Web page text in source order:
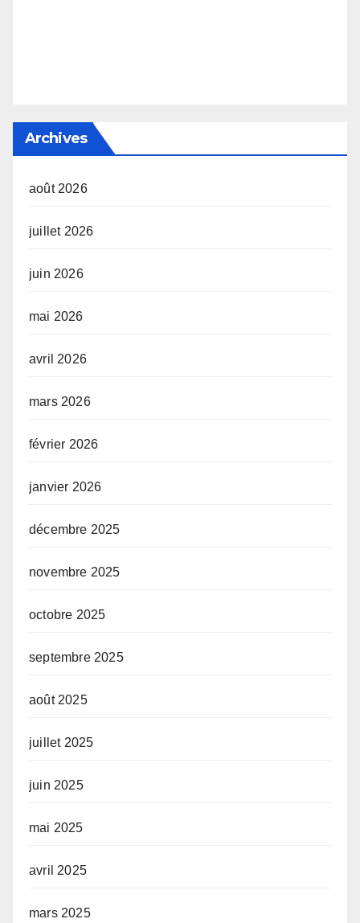
Archives
août 2026
juillet 2026
juin 2026
mai 2026
avril 2026
mars 2026
février 2026
janvier 2026
décembre 2025
novembre 2025
octobre 2025
septembre 2025
août 2025
juillet 2025
juin 2025
mai 2025
avril 2025
mars 2025